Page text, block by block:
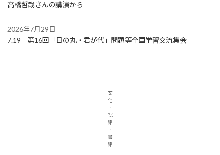
高橋哲哉さんの講演から
2026年7月29日
7.19 第16回「日の丸・君が代」問題等全国学習交流集会
文
化
・
批
評
・
書
評